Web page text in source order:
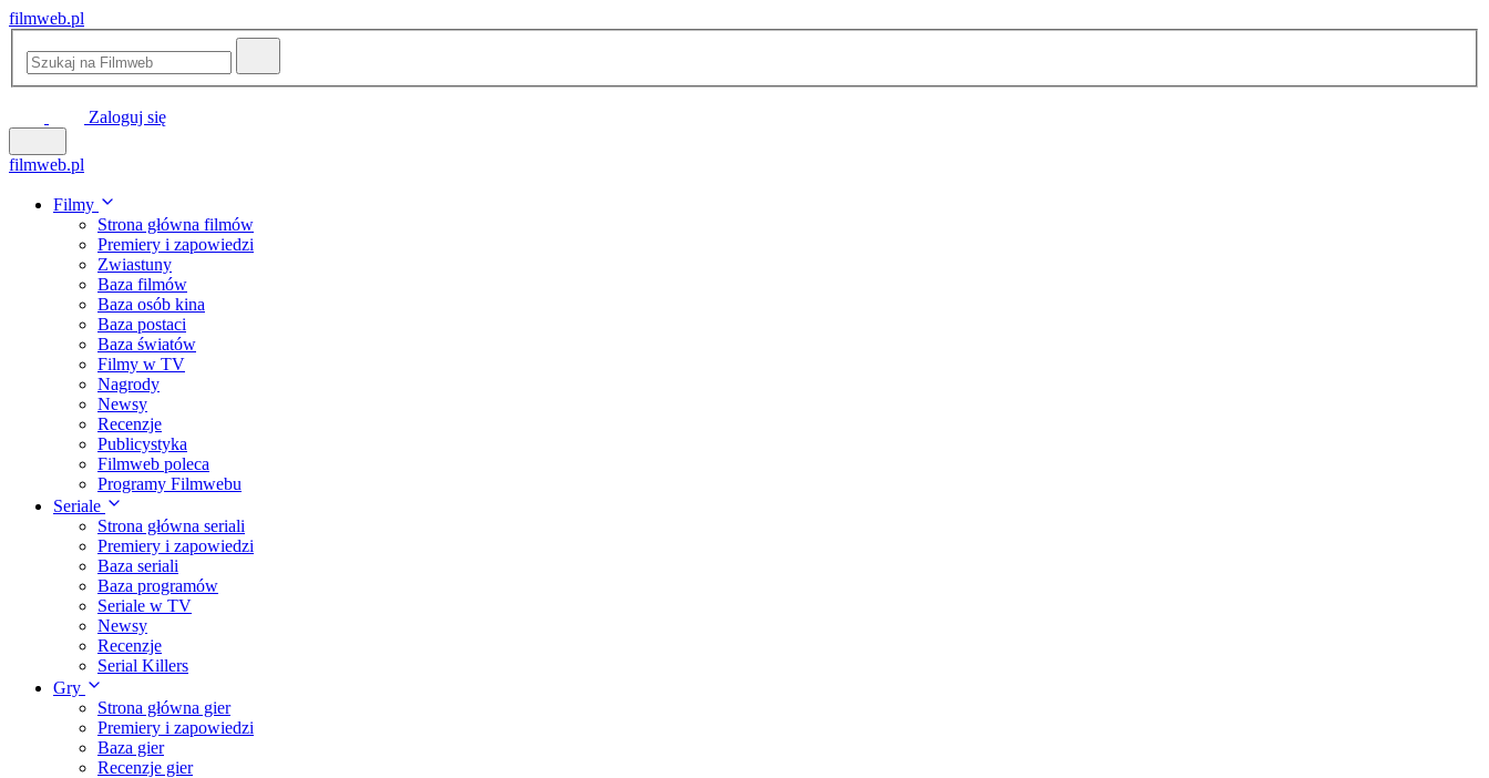
filmweb.pl
Zaloguj się
filmweb.pl
Filmy
Strona główna filmów
Premiery i zapowiedzi
Zwiastuny
Baza filmów
Baza osób kina
Baza postaci
Baza światów
Filmy w TV
Nagrody
Newsy
Recenzje
Publicystyka
Filmweb poleca
Programy Filmwebu
Seriale
Strona główna seriali
Premiery i zapowiedzi
Baza seriali
Baza programów
Seriale w TV
Newsy
Recenzje
Serial Killers
Gry
Strona główna gier
Premiery i zapowiedzi
Baza gier
Recenzje gier